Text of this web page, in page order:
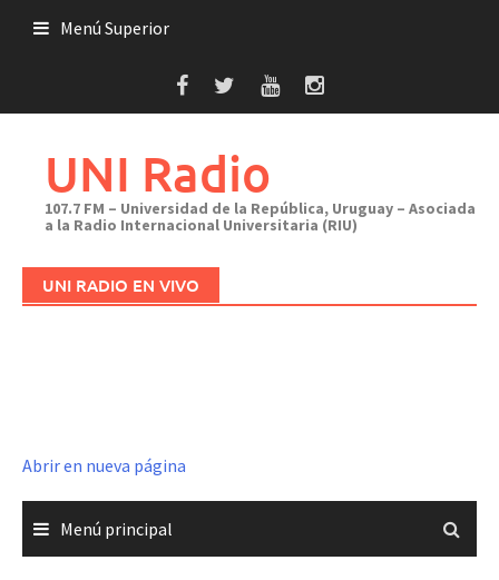
Menú Superior
UNI Radio
107.7 FM – Universidad de la República, Uruguay – Asociada
a la Radio Internacional Universitaria (RIU)
UNI RADIO EN VIVO
Abrir en nueva página
Menú principal